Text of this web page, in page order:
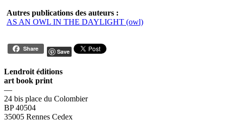
Autres publications des auteurs :
AS AN OWL IN THE DAYLIGHT (owl)
Share Save
Lendroit éditions
art book print
—
24 bis place du Colombier
BP 40504
35005 Rennes Cedex